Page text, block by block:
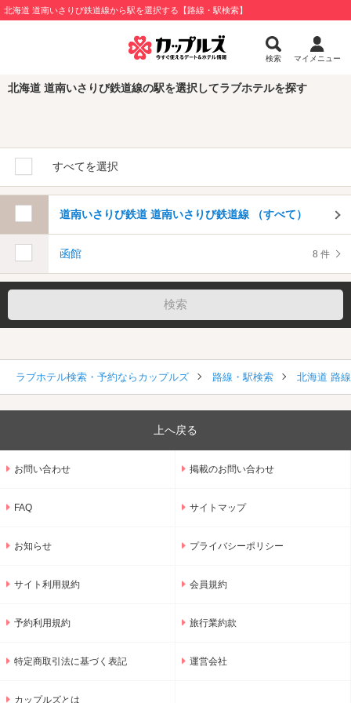
北海道 道南いさりび鉄道線から駅を選択する【路線・駅検索】
検索 マイメニュー
北海道 道南いさりび鉄道線の駅を選択してラブホテルを探す
すべてを選択
道南いさりび鉄道 道南いさりび鉄道線 （すべて）
函館 8 件
ラブホテル検索・予約ならカップルズ 路線・駅検索 北海道 路
上へ戻る
お問い合わせ 掲載のお問い合わせ
FAQ サイトマップ
お知らせ プライバシーポリシー
サイト利用規約 会員規約
予約利用規約 旅行業約款
特定商取引法に基づく表記 運営会社
カップルズとは